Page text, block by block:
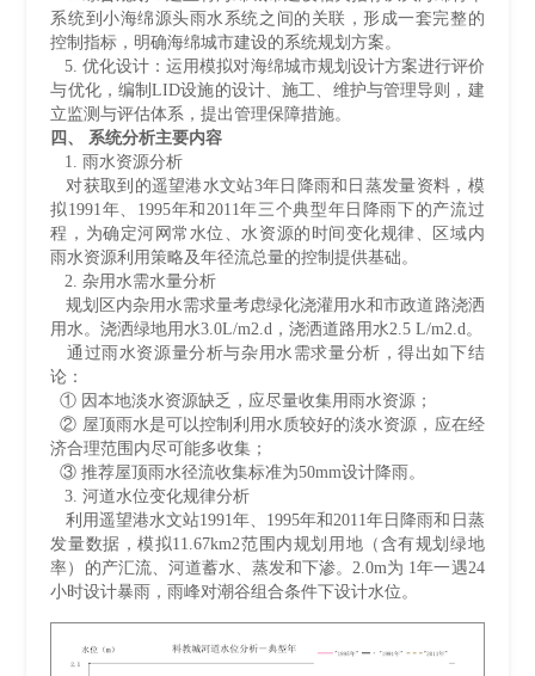
系统到小海绵源头雨水系统之间的关联，形成一套完整的
控制指标，明确海绵城市建设的系统规划方案。
5. 优化设计：运用模拟对海绵城市规划设计方案进行评价
与优化，编制LID设施的设计、施工、维护与管理导则，建
立监测与评估体系，提出管理保障措施。
四、 系统分析主要内容
1. 雨水资源分析
对获取到的遥望港水文站3年日降雨和日蒸发量资料，模
拟1991年、1995年和2011年三个典型年日降雨下的产流过
程，为确定河网常水位、水资源的时间变化规律、区域内
雨水资源利用策略及年径流总量的控制提供基础。
2. 杂用水需水量分析
规划区内杂用水需求量考虑绿化浇灌用水和市政道路浇洒
用水。浇洒绿地用水3.0L/m2.d，浇洒道路用水2.5 L/m2.d。
通过雨水资源量分析与杂用水需求量分析，得出如下结
论：
① 因本地淡水资源缺乏，应尽量收集用雨水资源；
② 屋顶雨水是可以控制利用水质较好的淡水资源，应在经
济合理范围内尽可能多收集；
③ 推荐屋顶雨水径流收集标准为50mm设计降雨。
3. 河道水位变化规律分析
利用遥望港水文站1991年、1995年和2011年日降雨和日蒸
发量数据，模拟11.67km2范围内规划用地（含有规划绿地
率）的产汇流、河道蓄水、蒸发和下渗。2.0m为 1年一遇24
小时设计暴雨，雨峰对潮谷组合条件下设计水位。